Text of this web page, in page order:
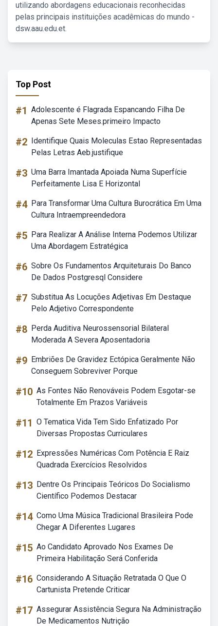
utilizando abordagens educacionais reconhecidas
pelas principais instituições acadêmicas do mundo -
dsw.aau.edu.et.
Top Post
#1 Adolescente é Flagrada Espancando Filha De
Apenas Sete Meses.primeiro Impacto
#2 Identifique Quais Moleculas Estao Representadas
Pelas Letras Aeb.justifique
#3 Uma Barra Imantada Apoiada Numa Superfície
Perfeitamente Lisa E Horizontal
#4 Para Transformar Uma Cultura Burocrática Em Uma
Cultura Intraempreendedora
#5 Para Realizar A Análise Interna Podemos Utilizar
Uma Abordagem Estratégica
#6 Sobre Os Fundamentos Arquiteturais Do Banco
De Dados Postgresql Considere
#7 Substitua As Locuções Adjetivas Em Destaque
Pelo Adjetivo Correspondente
#8 Perda Auditiva Neurossensorial Bilateral
Moderada A Severa Aposentadoria
#9 Embriões De Gravidez Ectópica Geralmente Não
Conseguem Sobreviver Porque
#10 As Fontes Não Renováveis Podem Esgotar-se
Totalmente Em Prazos Variáveis
#11 O Tematica Vida Tem Sido Enfatizado Por
Diversas Propostas Curriculares
#12 Expressões Numéricas Com Potência E Raiz
Quadrada Exercícios Resolvidos
#13 Dentre Os Principais Teóricos Do Socialismo
Científico Podemos Destacar
#14 Como Uma Música Tradicional Brasileira Pode
Chegar A Diferentes Lugares
#15 Ao Candidato Aprovado Nos Exames De
Primeira Habilitação Será Conferida
#16 Considerando A Situação Retratada O Que O
Cartunista Pretende Criticar
#17 Assegurar Assistência Segura Na Administração
De Medicamentos Nutrição